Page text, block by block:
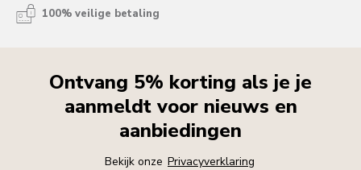
100% veilige betaling
Ontvang 5% korting als je je
aanmeldt voor nieuws en
aanbiedingen
Bekijk onze Privacyverklaring